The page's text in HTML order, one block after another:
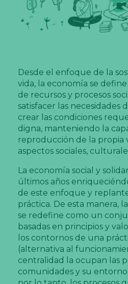
Desde el enfoque de la
vida, la economía se
de recursos y procesos
satisfacer las necesidades
crear las condiciones
digna, manteniendo la
reproducción de la propia
aspectos sociales,
La economía social y
últimos años
de este enfoque y
práctica. De esta manera,
se redefine como un
basadas en principios y
los contornos de una
(alternativa al
centralidad la ocupan las
comunidades y su